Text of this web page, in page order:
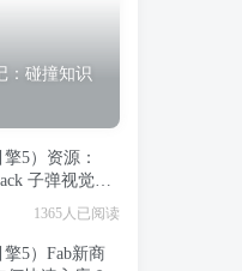
：碰撞知识
5）资源：
子弹视觉特
1365人已阅读
5）Fab新商